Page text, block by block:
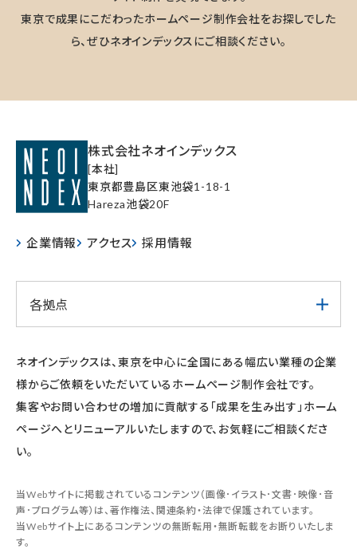
東京で成果にこだわったホームページ制作会社をお探しでした
ら、ぜひネオインデックスにご相談ください。
株式会社ネオインデックス
[本社]
東京都豊島区東池袋1-18-1
Hareza池袋20F
企業情報 アクセス 採用情報
各拠点
ネオインデックスは、東京を中心に全国にある幅広い業種の企業
様からご依頼をいただいているホームページ制作会社です。
集客やお問い合わせの増加に貢献する「成果を生み出す」ホーム
ページへとリニューアルいたしますので、お気軽にご相談くださ
い。
当Webサイトに掲載されているコンテンツ（画像･イラスト･文書･映像･音
声･プログラム等）は、著作権法、関連条約・法律で保護されています。
当Webサイト上にあるコンテンツの無断転用・無断転載をお断りいたしま
す。